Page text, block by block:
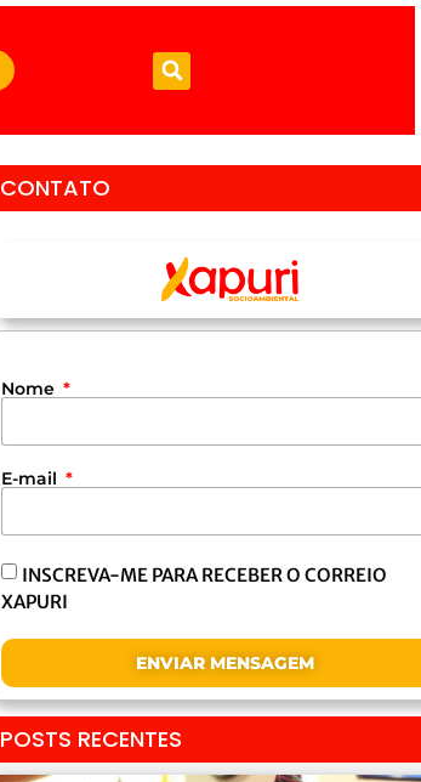
CONTATO
Nome
E-mail
INSCREVA-ME PARA RECEBER O CORREIO
XAPURI
ENVIAR MENSAGEM
POSTS RECENTES